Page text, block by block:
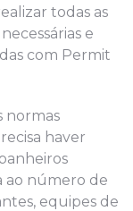
todas as
e
com Permit
normas
haver
ao número de
equipes de